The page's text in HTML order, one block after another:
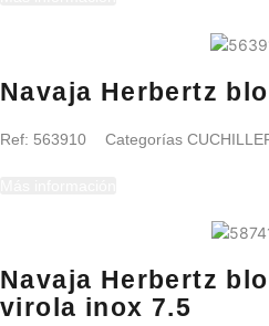
Navaja Herbertz
Ref: 563910 Categorías
Navaja Herbertz
virola inox 7.5